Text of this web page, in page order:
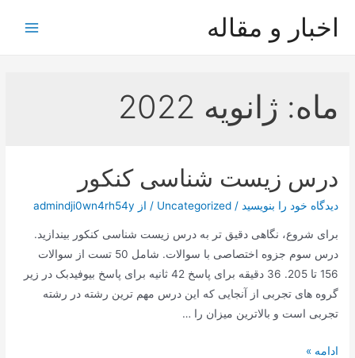
اخبار و مقاله
ماه: ژانویه 2022
درس زیست شناسی کنکور
دیدگاه‌ خود را بنویسید /
Uncategorized / از admindji0wn4rh54y
برای شروع، نگاهی دقیق تر به درس زیست شناسی کنکور بیندازید.
درس سوم جزوه اختصاصی با سوالات. شامل 50 تست از سوالات
156 تا 205. 36 دقیقه برای پاسخ 42 ثانیه برای پاسخ بیوفیدبک در زیر
گروه های تجربی از آنجایی که این درس مهم ترین رشته در رشته
تجربی است و بالاترین میزان را …
درس
ادامه »